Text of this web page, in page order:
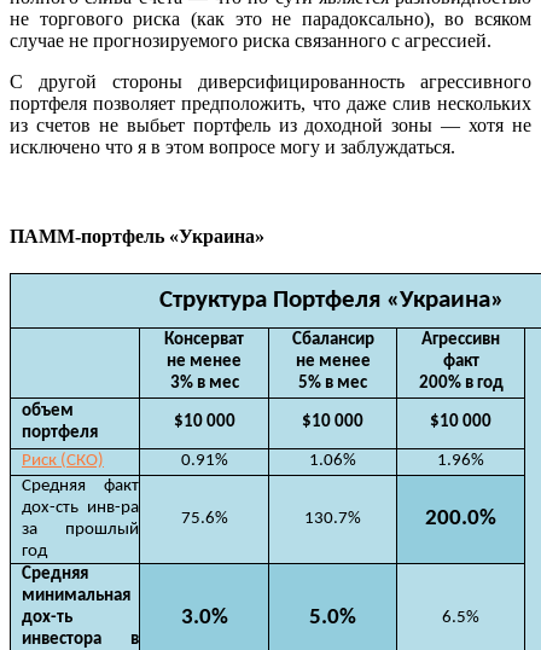
не торгового риска (как это не парадоксально), во всяком
случае не прогнозируемого риска связанного с агрессией.
С другой стороны диверсифицированность агрессивного
портфеля позволяет предположить, что даже слив нескольких
из счетов не выбьет портфель из доходной зоны — хотя не
исключено что я в этом вопросе могу и заблуждаться.
ПАММ-портфель «Украина»
Структура Портфеля «Украина»
Консерват
не менее
3% в мес
Сбалансир
не менее
5% в мес
Агрессивн
факт
200% в год
объем
портфеля
$10 000 $10 000 $10 000
Риск (СКО) 0.91% 1.06%
1.96%
Средняя факт
дох-сть инв-ра
за прошлый
год
75.6% 130.7% 200.0%
Средняя
минимальная
дох-ть
инвестора в
3.0% 5.0% 6.5%